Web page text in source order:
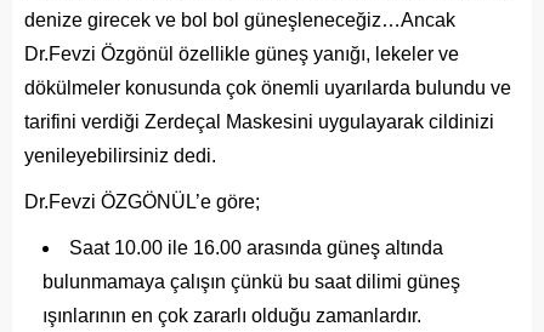
denize girecek ve bol bol güneşleneceğiz…Ancak
Dr.Fevzi Özgönül özellikle güneş yanığı, lekeler ve
dökülmeler konusunda çok önemli uyarılarda bulundu ve
tarifini verdiği Zerdeçal Maskesini uygulayarak cildinizi
yenileyebilirsiniz dedi.
Dr.Fevzi ÖZGÖNÜL’e göre;
Saat 10.00 ile 16.00 arasında güneş altında
bulunmamaya çalışın çünkü bu saat dilimi güneş
ışınlarının en çok zararlı olduğu zamanlardır.